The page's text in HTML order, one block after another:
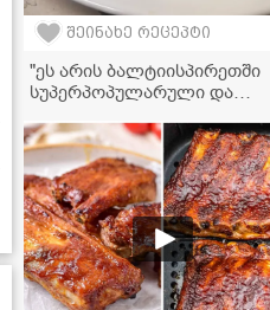
შეინახე რეცეპტი
"ეს არის ბალტიისპირეთში
სუპერპოპულარული და
რომელიც შეგიძლიათ
მიირთვათ ხორცთან,
პასტასთან და სხვა
პროდუქტებთან ერთად, მის
მოსამზადებლად კი
რამდენიმე წუთი
დაგჭირდებათ" -
ვიდეორეცეპტი